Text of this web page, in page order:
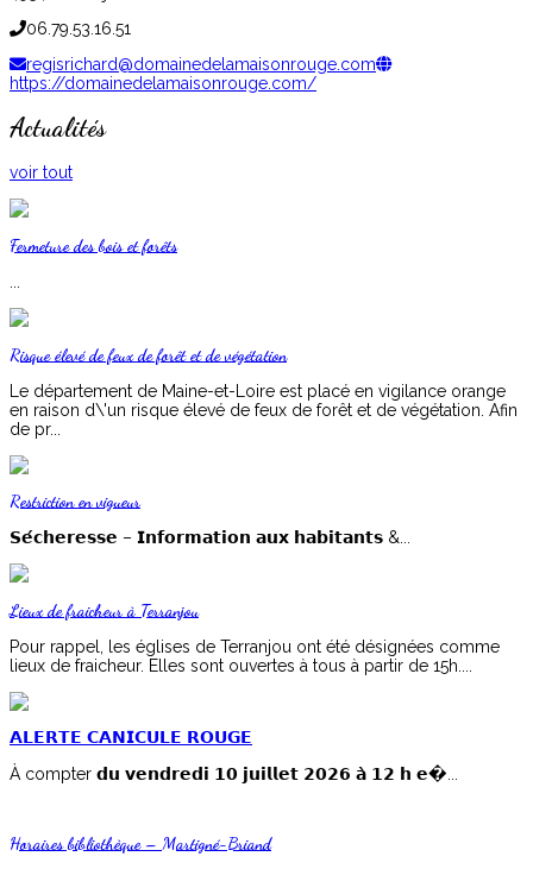
06.79.53.16.51
regisrichard@domainedelamaisonrouge.com
https://domainedelamaisonrouge.com/
Actualités
voir tout
Fermeture des bois et forêts
Risque élevé de feux de forêt et de végétation
Le département de Maine-et-Loire est placé en vigilance orange
en raison d\'un risque élevé de feux de forêt et de végétation. Afin
de pr...
Restriction en vigueur
𝗦𝗲́𝗰𝗵𝗲𝗿𝗲𝘀𝘀𝗲 – 𝗜𝗻𝗳𝗼𝗿𝗺𝗮𝘁𝗶𝗼𝗻 𝗮𝘂𝘅 𝗵𝗮𝗯𝗶𝘁𝗮𝗻𝘁𝘀 &...
Lieux de fraicheur à Terranjou
Pour rappel, les églises de Terranjou ont été désignées comme
lieux de fraicheur. Elles sont ouvertes à tous à partir de 15h....
𝗔𝗟𝗘𝗥𝗧𝗘 𝗖𝗔𝗡𝗜𝗖𝗨𝗟𝗘 𝗥𝗢𝗨𝗚𝗘
À compter 𝗱𝘂 𝘃𝗲𝗻𝗱𝗿𝗲𝗱𝗶 𝟭𝟬 𝗷𝘂𝗶𝗹𝗹𝗲𝘁 𝟮𝟬𝟮𝟲 𝗮̀ 𝟭𝟮 𝗵 𝗲�...
Horaires bibliothèque – Martigné-Briand